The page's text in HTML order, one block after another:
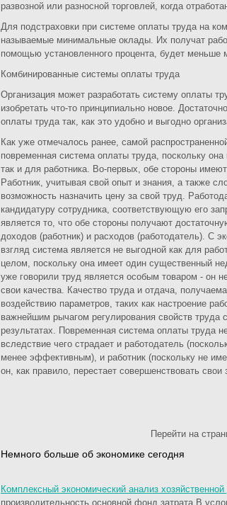
развозной или разносной торговлей, когда
Для подстраховки при системе оплаты труда на
называемые минимальные оклады. Их получат
помощью установленного процента, будет меньше
Комбинированные системы оплаты труда
Организация может разработать систему оплаты
изобретать что-то принципиально новое.
оплаты труда так, как это удобно и выгодно
Как уже отмечалось ранее, самой
повременная система оплаты труда, поскольку
так и для работника. Во-первых, обе стороны
Работник, учитывая свой опыт и знания, а также
возможность назначить цену за свой труд.
кандидатуру сотрудника, соответствующую его
является то, что обе стороны получают
доходов (работник) и расходов (работодатель). С
взгляд система является не выгодной как для
целом, поскольку она имеет один существенный
уже говорили труд является особым товаром - он
свои качества. Качество труда и отдача,
воздействию параметров, таких как настроение
важнейшим рычагом регулирования свойств труда
результатах. Повременная система оплаты труда
вследствие чего страдает и работодатель
менее эффективным), и работник (поскольку не
он, как правило, перестает совершенствовать свои
Перейти на
Немного больше об экономике сегодня
Комплексный экономический анализ
производительность основной фонд затрата В